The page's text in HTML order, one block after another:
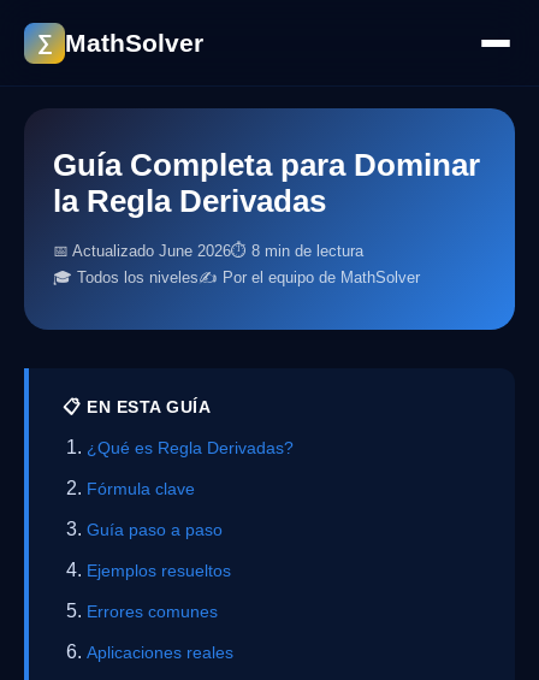
∑ MathSolver
Guía Completa para Dominar
la Regla Derivadas
📅 Actualizado June 2026⏱ 8 min de lectura
🎓 Todos los niveles✍️ Por el equipo de MathSolver
📋 EN ESTA GUÍA
¿Qué es Regla Derivadas?
Fórmula clave
Guía paso a paso
Ejemplos resueltos
Errores comunes
Aplicaciones reales